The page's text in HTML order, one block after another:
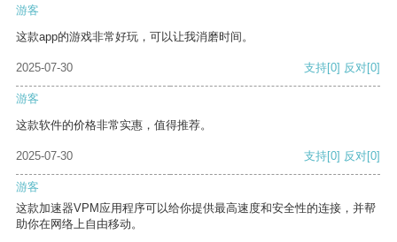
游客
这款app的游戏非常好玩，可以让我消磨时间。
2025-07-30 支持[0] 反对[0]
游客
这款软件的价格非常实惠，值得推荐。
2025-07-30 支持[0] 反对[0]
游客
这款加速器VPM应用程序可以给你提供最高速度和安全性的连接，并帮
助你在网络上自由移动。